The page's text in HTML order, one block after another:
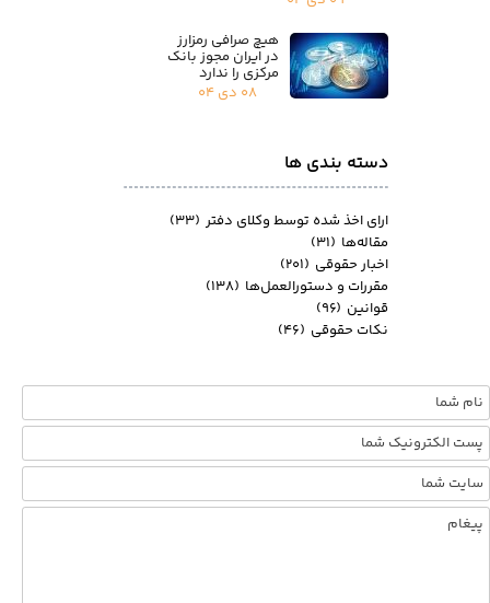
دسته بندی ها
هیچ صرافی رمزارز
در ایران مجوز بانک
مرکزی را ندارد
۰۸ دی ۰۴
ارای اخذ شده توسط وکلای دفتر (۳۳)
مقاله‌ها (۳۱)
اخبار حقوقی (۲۰۱)
مقررات و دستورالعمل‌ها (۱۳۸)
قوانین (۹۶)
نکات حقوقی (۴۶)